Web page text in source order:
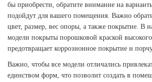
бы приобрести, обратите внимание на
подойдут для вашего помещения. Важно
цвет, размер, вес опоры, а также покрытие. В
модели покрыты порошковой краской высокого
предотвращает коррозионное покрытие и
Важно, чтобы все модели отличались
единством форм, что позволит создать в